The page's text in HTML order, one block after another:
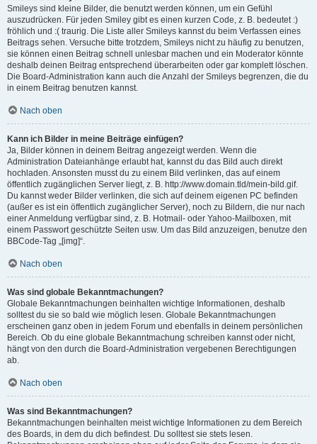
Smileys sind kleine Bilder, die benutzt werden können, um ein Gefühl
auszudrücken. Für jeden Smiley gibt es einen kurzen Code, z. B. bedeutet :)
fröhlich und :( traurig. Die Liste aller Smileys kannst du beim Verfassen eines
Beitrags sehen. Versuche bitte trotzdem, Smileys nicht zu häufig zu benutzen,
sie können einen Beitrag schnell unlesbar machen und ein Moderator könnte
deshalb deinen Beitrag entsprechend überarbeiten oder gar komplett löschen.
Die Board-Administration kann auch die Anzahl der Smileys begrenzen, die du
in einem Beitrag benutzen kannst.
Nach oben
Kann ich Bilder in meine Beiträge einfügen?
Ja, Bilder können in deinem Beitrag angezeigt werden. Wenn die
Administration Dateianhänge erlaubt hat, kannst du das Bild auch direkt
hochladen. Ansonsten musst du zu einem Bild verlinken, das auf einem
öffentlich zugänglichen Server liegt, z. B. http://www.domain.tld/mein-bild.gif.
Du kannst weder Bilder verlinken, die sich auf deinem eigenen PC befinden
(außer es ist ein öffentlich zugänglicher Server), noch zu Bildern, die nur nach
einer Anmeldung verfügbar sind, z. B. Hotmail- oder Yahoo-Mailboxen, mit
einem Passwort geschützte Seiten usw. Um das Bild anzuzeigen, benutze den
BBCode-Tag „[img]“.
Nach oben
Was sind globale Bekanntmachungen?
Globale Bekanntmachungen beinhalten wichtige Informationen, deshalb
solltest du sie so bald wie möglich lesen. Globale Bekanntmachungen
erscheinen ganz oben in jedem Forum und ebenfalls in deinem persönlichen
Bereich. Ob du eine globale Bekanntmachung schreiben kannst oder nicht,
hängt von den durch die Board-Administration vergebenen Berechtigungen
ab.
Nach oben
Was sind Bekanntmachungen?
Bekanntmachungen beinhalten meist wichtige Informationen zu dem Bereich
des Boards, in dem du dich befindest. Du solltest sie stets lesen.